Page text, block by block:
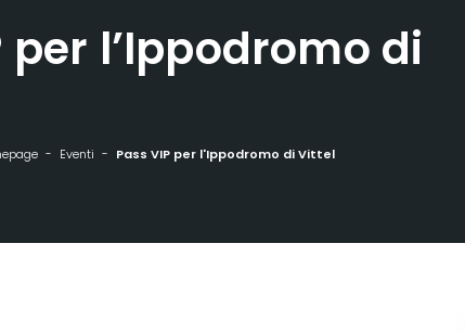
per l’Ippodromo di
Eventi Pass VIP per l'Ippodromo di Vittel